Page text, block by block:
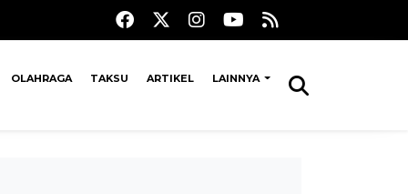
OLAHRAGA TAKSU ARTIKEL LAINNYA